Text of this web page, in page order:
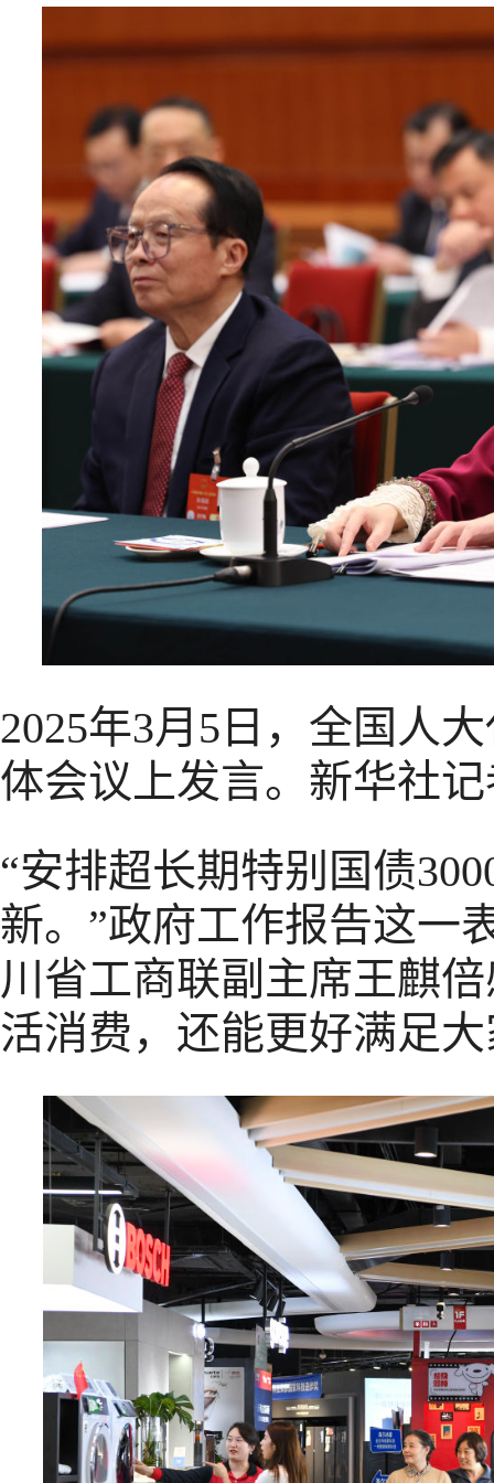
2025年3月5日，全国人
体会议上发言。新华社
“安排超长期特别国债
新。”政府工作报告这一
川省工商联副主席王麒
活消费，还能更好满足